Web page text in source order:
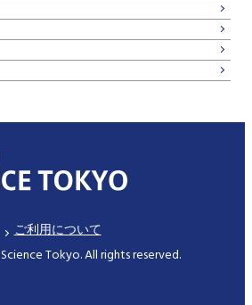
物質・情報卓越コース
ご利用について
Tokyo. All rights reserved.